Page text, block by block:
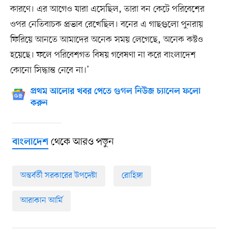
কারণে। এর আগেও যারা এসেছিল, তারা বন কেটে পরিবেশের
ওপর নেতিবাচক প্রভাব রেখেছিল। বনের এ গাছগুলো পুনরায়
ফিরিয়ে আনতে আমাদের অনেক সময় লেগেছে, অনেক কষ্টও
হয়েছে। ফলে পরিবেশগত বিষয় গবেষণা না করে বাংলাদেশ
কোনো সিদ্ধান্ত নেবে না।’
প্রথম আলোর খবর পেতে গুগল নিউজ চ্যানেল ফলো
করুন
বাংলাদেশথেকে আরও পড়ুন
অন্তর্বর্তী সরকারের উপদেষ্টা রোহিঙ্গা
আরাকান আর্মি